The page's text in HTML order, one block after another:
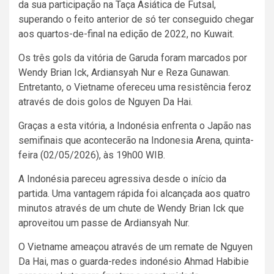
da sua participação na Taça Asiática de Futsal,
superando o feito anterior de só ter conseguido chegar
aos quartos-de-final na edição de 2022, no Kuwait.
Os três gols da vitória de Garuda foram marcados por
Wendy Brian Ick, Ardiansyah Nur e Reza Gunawan.
Entretanto, o Vietname ofereceu uma resistência feroz
através de dois golos de Nguyen Da Hai.
Graças a esta vitória, a Indonésia enfrenta o Japão nas
semifinais que acontecerão na Indonesia Arena, quinta-
feira (02/05/2026), às 19h00 WIB.
A Indonésia pareceu agressiva desde o início da
partida. Uma vantagem rápida foi alcançada aos quatro
minutos através de um chute de Wendy Brian Ick que
aproveitou um passe de Ardiansyah Nur.
O Vietname ameaçou através de um remate de Nguyen
Da Hai, mas o guarda-redes indonésio Ahmad Habibie